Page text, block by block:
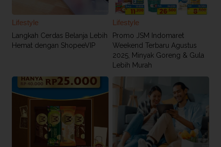
Lifestyle
Langkah Cerdas Belanja Lebih
Hemat dengan ShopeeVIP
Lifestyle
Promo JSM Indomaret
Weekend Terbaru Agustus
2025, Minyak Goreng & Gula
Lebih Murah